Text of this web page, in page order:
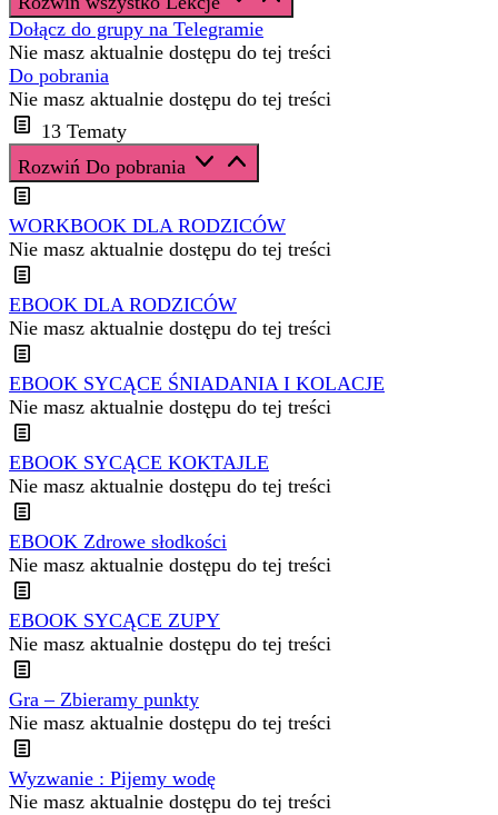
Dołącz do grupy na Telegramie
Nie masz aktualnie dostępu do tej treści
Do pobrania
Nie masz aktualnie dostępu do tej treści
13 Tematy
Rozwiń Do pobrania
WORKBOOK DLA RODZICÓW
Nie masz aktualnie dostępu do tej treści
EBOOK DLA RODZICÓW
Nie masz aktualnie dostępu do tej treści
EBOOK SYCĄCE ŚNIADANIA I KOLACJE
Nie masz aktualnie dostępu do tej treści
EBOOK SYCĄCE KOKTAJLE
Nie masz aktualnie dostępu do tej treści
EBOOK Zdrowe słodkości
Nie masz aktualnie dostępu do tej treści
EBOOK SYCĄCE ZUPY
Nie masz aktualnie dostępu do tej treści
Gra – Zbieramy punkty
Nie masz aktualnie dostępu do tej treści
Wyzwanie : Pijemy wodę
Nie masz aktualnie dostępu do tej treści